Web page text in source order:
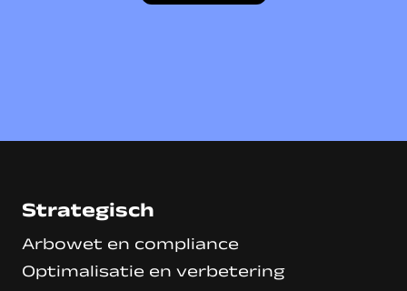
Strategisch
Arbowet en compliance
Optimalisatie en verbetering